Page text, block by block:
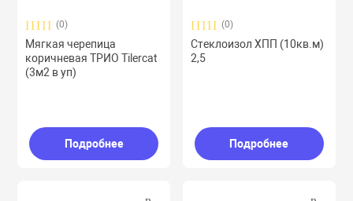
(0)
Мягкая черепица
коричневая ТРИО Tilercat
(3м2 в уп)
Подробнее
(0)
Стеклоизол ХПП (10кв.м)
2,5
Подробнее